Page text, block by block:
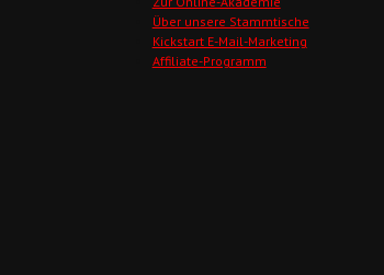
Über unsere Stammtische
Kickstart E-Mail-Marketing
Affiliate-Programm